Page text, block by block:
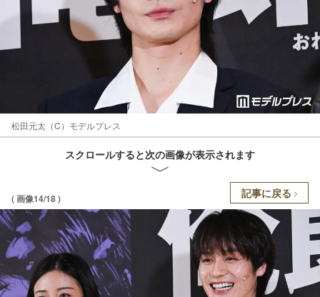
松田元太（C）モデルプレス
スクロールすると次の画像が表示されます
( 画像14/18 ) 記事に戻る